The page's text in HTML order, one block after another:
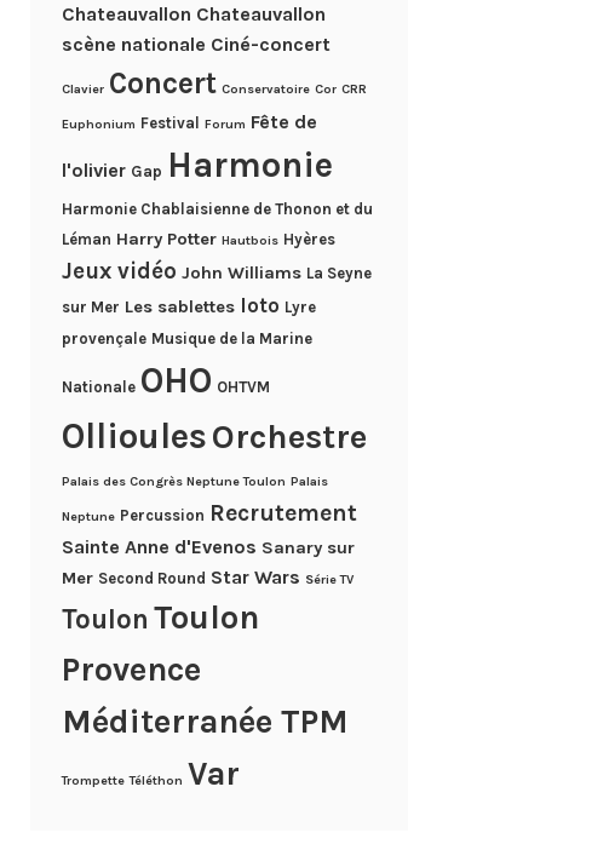
Chateauvallon Chateauvallon
scène nationale Ciné-concert
Clavier Concert Conservatoire Cor CRR
Euphonium Festival Forum Fête de
l'olivier Gap Harmonie
Harmonie Chablaisienne de Thonon et du
Léman Harry Potter Hautbois Hyères
Jeux vidéo John Williams La Seyne
sur Mer Les sablettes loto Lyre
provençale Musique de la Marine
Nationale OHO OHTVM
OllioulesOrchestre
Palais des Congrès Neptune Toulon Palais
Neptune Percussion Recrutement
Sainte Anne d'Evenos Sanary sur
Mer Second Round Star Wars Série TV
Toulon Toulon
Provence
Méditerranée TPM
Trompette Téléthon Var